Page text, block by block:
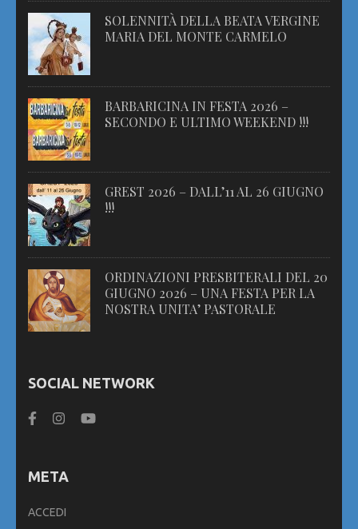
SOLENNITÀ DELLA BEATA VERGINE
MARIA DEL MONTE CARMELO
BARBARICINA IN FESTA 2026 –
SECONDO E ULTIMO WEEKEND !!!
GREST 2026 – DALL’11 AL 26 GIUGNO
!!!
ORDINAZIONI PRESBITERALI DEL 20
GIUGNO 2026 – UNA FESTA PER LA
NOSTRA UNITA’ PASTORALE
SOCIAL NETWORK
META
ACCEDI